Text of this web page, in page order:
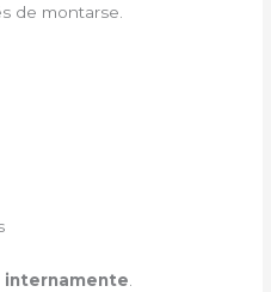
de montarse.
internamente